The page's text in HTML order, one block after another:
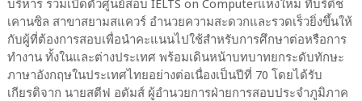
บริหาร ร่วมเปิดตัวศูนย์สอบ IELTS on Computerแห่งใหม่ ที่บริติช
เคานซิล สาขาสยามสแควร์ อำนวยความสะดวกและรวดเร็วยิ่งขึ้นให้
กับผู้ที่ต้องการสอบเพื่อนำคะแนนไปใช้สำหรับการศึกษาต่อหรือการ
ทำงาน ทั้งในและต่างประเทศ พร้อมเดินหน้าบทบาทยกระดับทักษะ
ภาษาอังกฤษในประเทศไทยอย่างต่อเนื่องเป็นปีที่ 70 โดยได้รับ
เกียรติจาก นายสตีฟ อดัมส์ ผู้อำนวยการฝ่ายการสอบประจำภูมิภาค